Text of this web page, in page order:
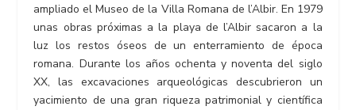
ampliado el Museo de la Villa Romana de l’Albir. En 1979
unas obras próximas a la playa de l’Albir sacaron a la
luz los restos óseos de un enterramiento de época
romana. Durante los años ochenta y noventa del siglo
XX, las excavaciones arqueológicas descubrieron un
yacimiento de una gran riqueza patrimonial y científica